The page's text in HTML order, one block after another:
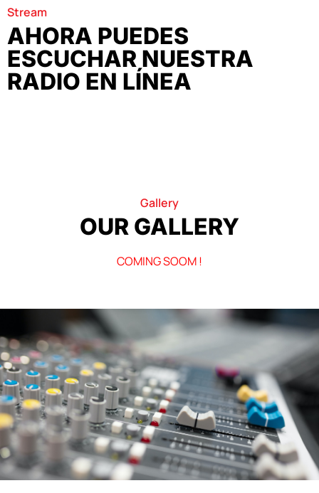
Stream
AHORA PUEDES
ESCUCHAR NUESTRA
RADIO EN LÍNEA
Gallery
OUR GALLERY
COMING SOOM !